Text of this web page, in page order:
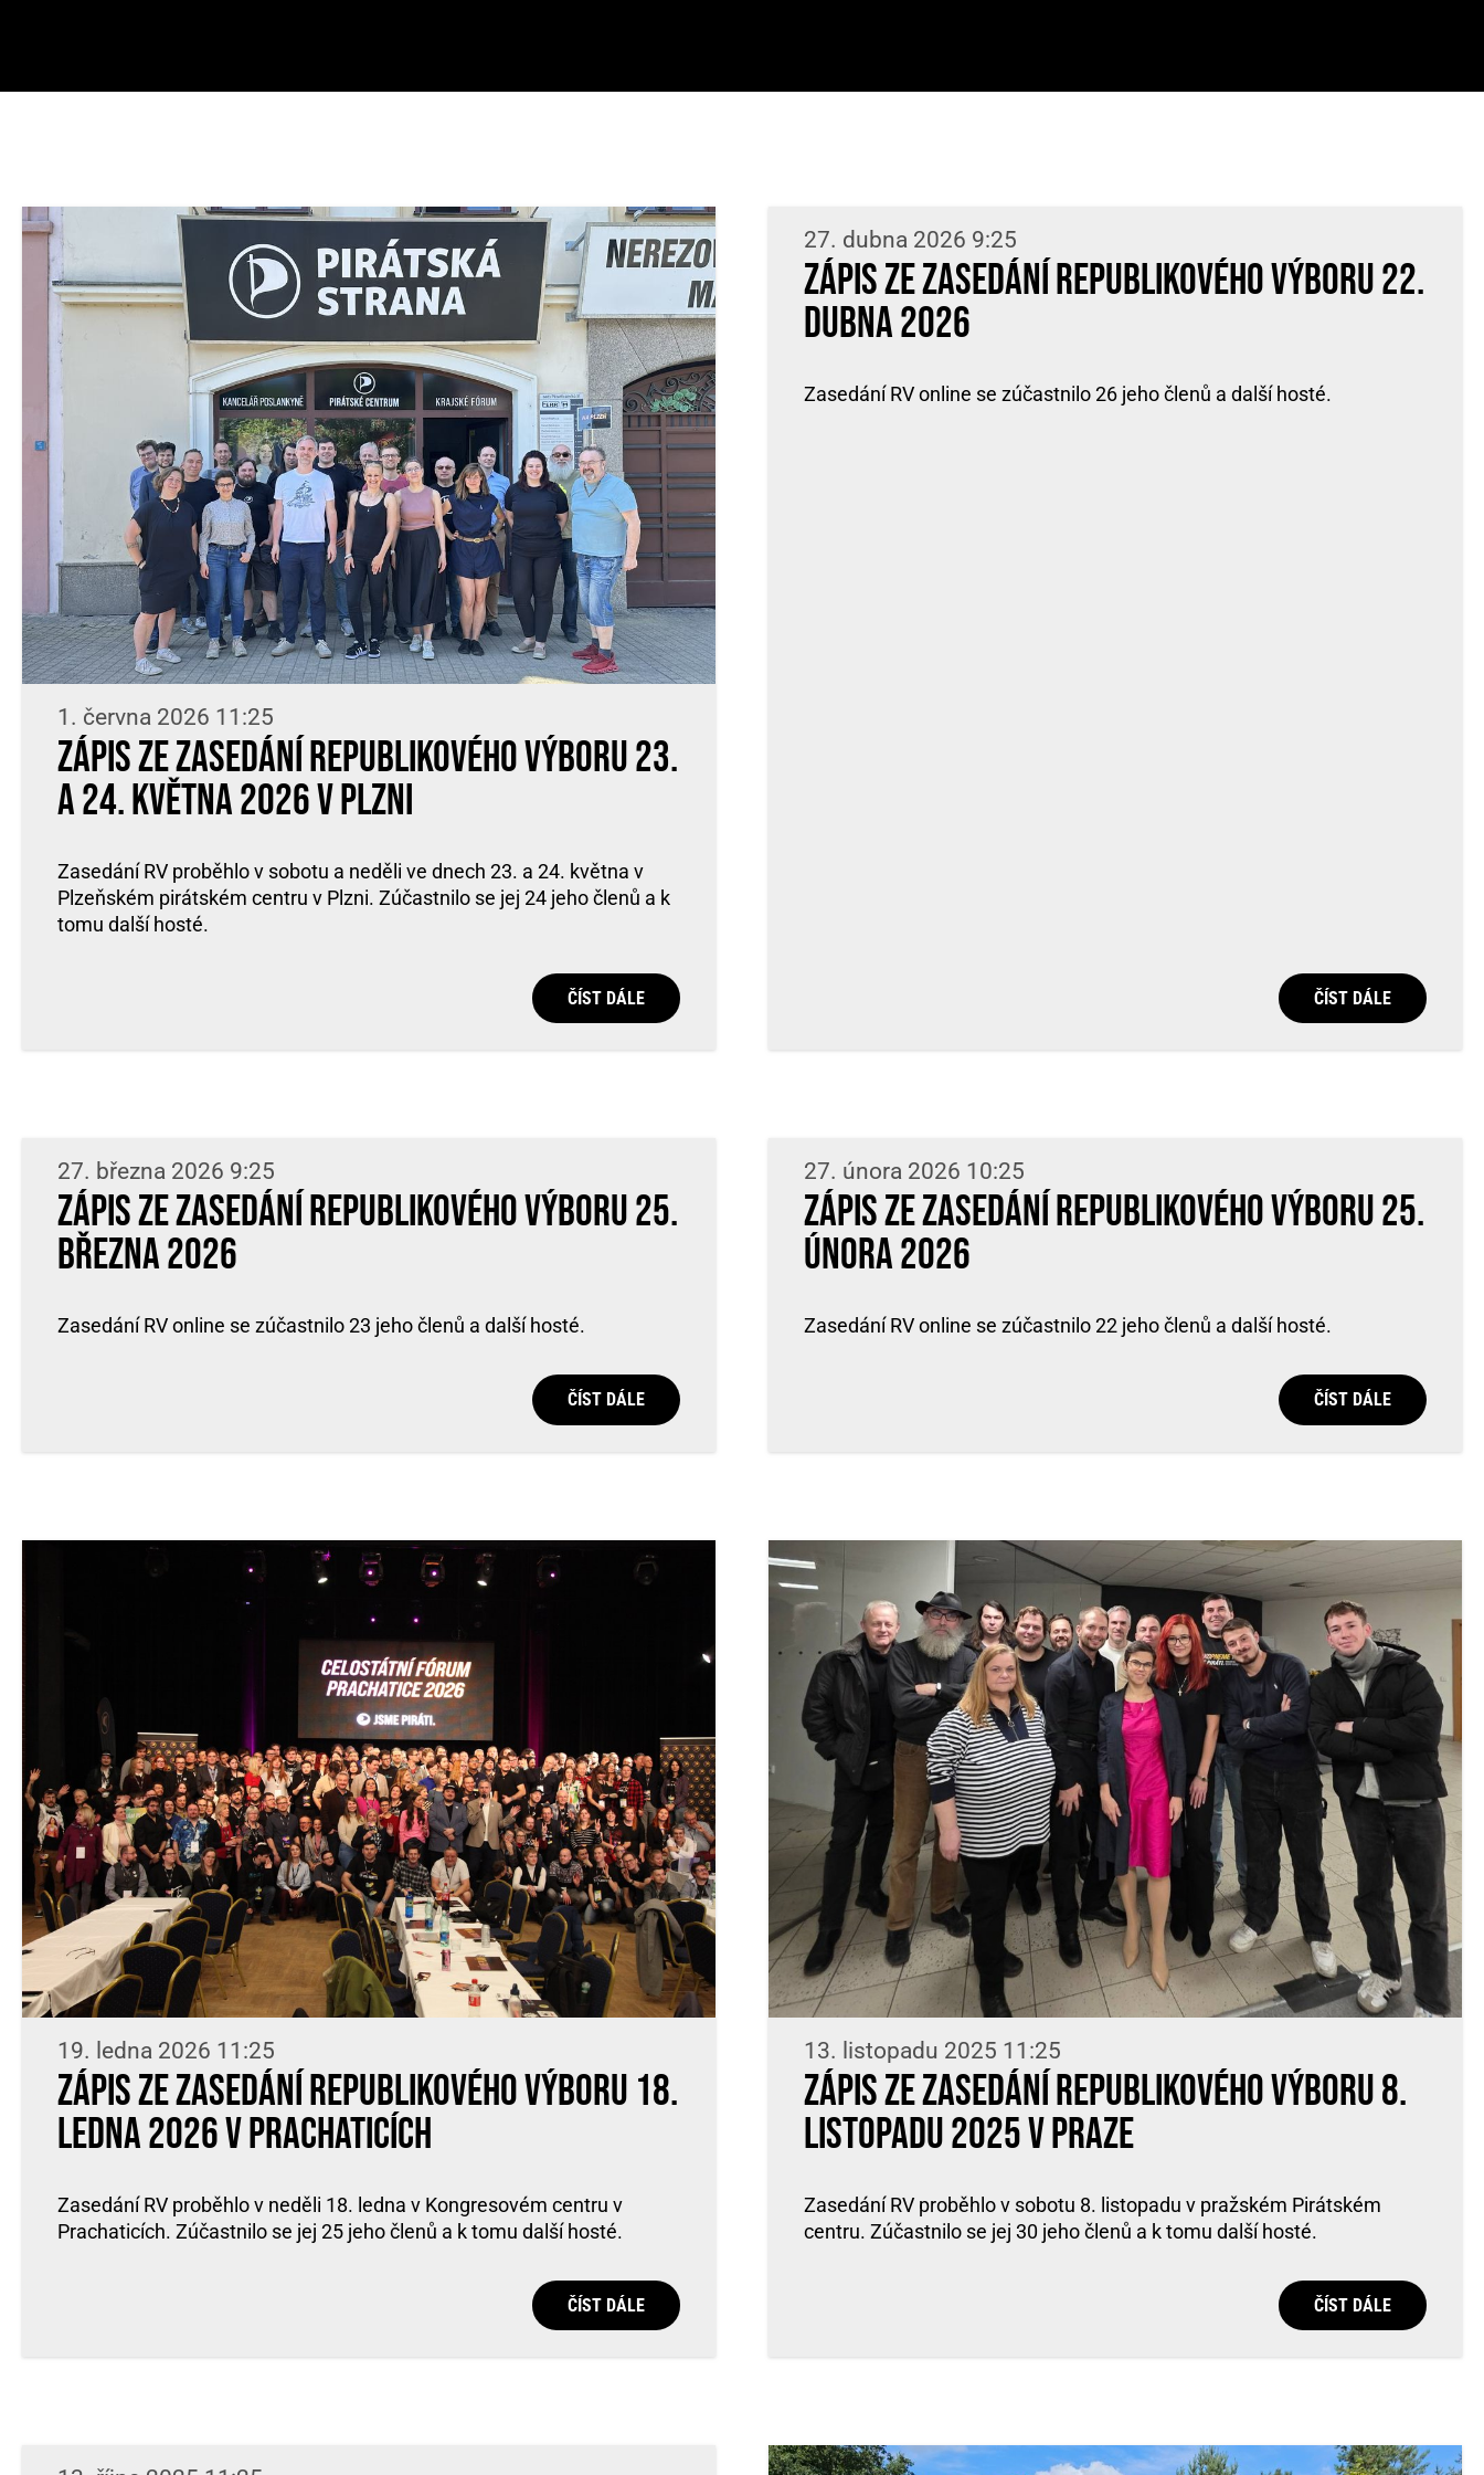
1. června 2026 11:25
Zápis ze zasedání Republikového výboru 23.
a 24. května 2026 v Plzni
Zasedání RV proběhlo v sobotu a neděli ve dnech 23. a 24. května v
Plzeňském pirátském centru v Plzni. Zúčastnilo se jej 24 jeho členů a k
tomu další hosté.
ČÍST DÁLE
27. dubna 2026 9:25
Zápis ze zasedání Republikového výboru 22.
dubna 2026
Zasedání RV online se zúčastnilo 26 jeho členů a další hosté.
ČÍST DÁLE
27. března 2026 9:25
Zápis ze zasedání Republikového výboru 25.
března 2026
Zasedání RV online se zúčastnilo 23 jeho členů a další hosté.
ČÍST DÁLE
27. února 2026 10:25
Zápis ze zasedání Republikového výboru 25.
února 2026
Zasedání RV online se zúčastnilo 22 jeho členů a další hosté.
ČÍST DÁLE
19. ledna 2026 11:25
Zápis ze zasedání Republikového výboru 18.
ledna 2026 v Prachaticích
Zasedání RV proběhlo v neděli 18. ledna v Kongresovém centru v
Prachaticích. Zúčastnilo se jej 25 jeho členů a k tomu další hosté.
ČÍST DÁLE
13. listopadu 2025 11:25
Zápis ze zasedání Republikového výboru 8.
listopadu 2025 v Praze
Zasedání RV proběhlo v sobotu 8. listopadu v pražském Pirátském
centru. Zúčastnilo se jej 30 jeho členů a k tomu další hosté.
ČÍST DÁLE